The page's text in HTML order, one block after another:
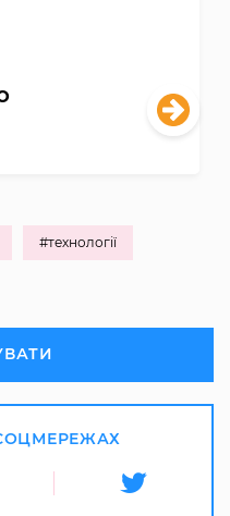
#технології